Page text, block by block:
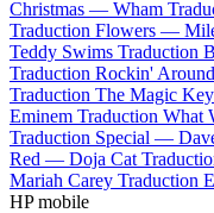
Christmas — Wham
Traduction Flowers —
Teddy Swims Traduction
Traduction Rockin'
Traduction The Magic
Eminem Traduction What
Traduction Special —
Red — Doja Cat
Mariah Carey Traduction
HP mobile